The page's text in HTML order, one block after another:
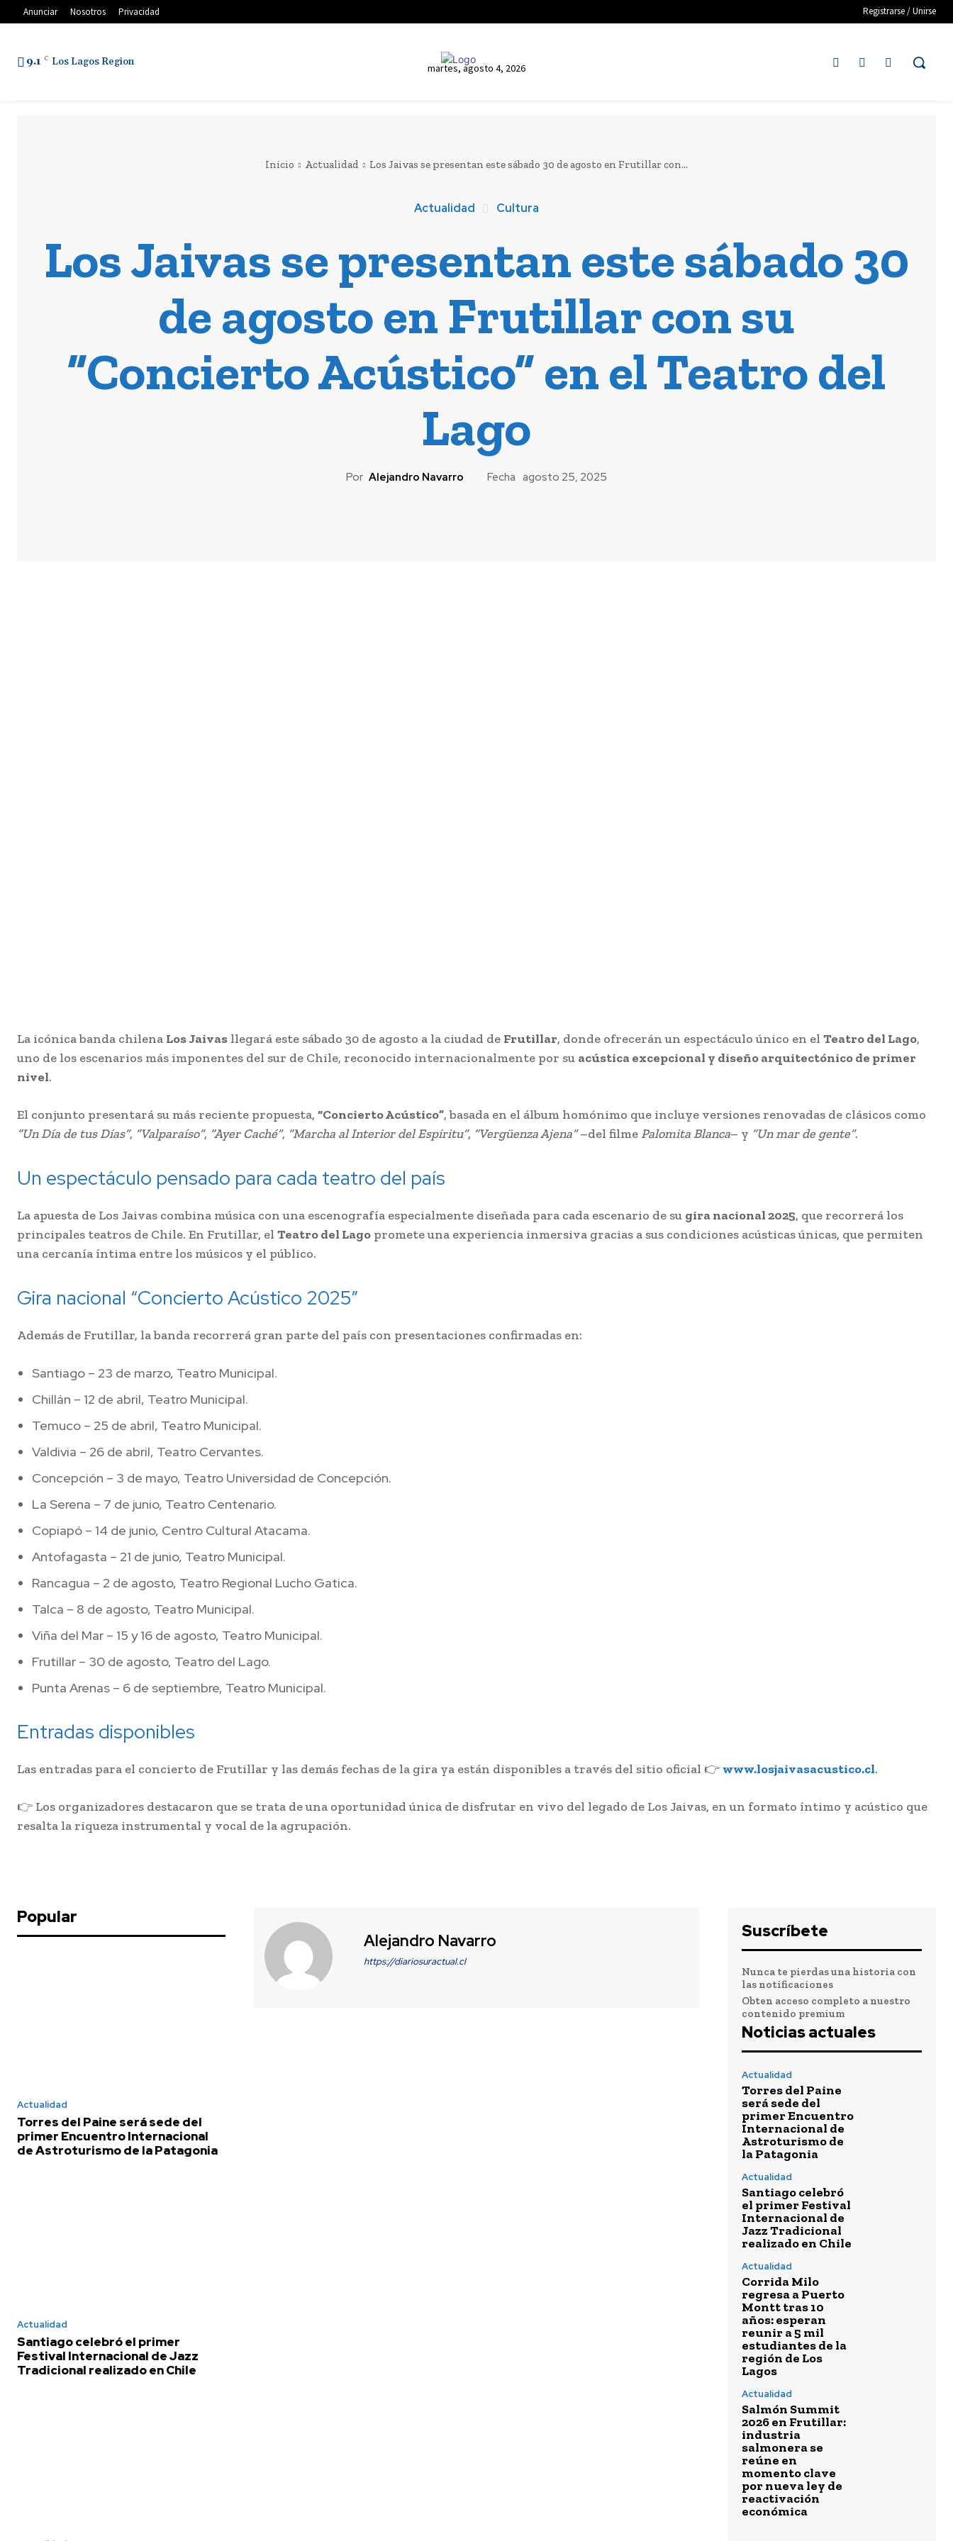
Anunciar Nosotros Privacidad Registrarse / Unirse
9.1 C Los Lagos Region martes, agosto 4, 2026
Inicio Actualidad Los Jaivas se presentan este sábado 30 de agosto en Frutillar con...
Actualidad Cultura
Los Jaivas se presentan este sábado 30
de agosto en Frutillar con su
“Concierto Acústico” en el Teatro del
Lago
Por Alejandro Navarro Fecha agosto 25, 2025
La icónica banda chilena Los Jaivas llegará este sábado 30 de agosto a la ciudad de Frutillar, donde ofrecerán un espectáculo único en el Teatro del Lago,
uno de los escenarios más imponentes del sur de Chile, reconocido internacionalmente por su acústica excepcional y diseño arquitectónico de primer
nivel.
El conjunto presentará su más reciente propuesta, “Concierto Acústico”, basada en el álbum homónimo que incluye versiones renovadas de clásicos como
“Un Día de tus Días”, “Valparaíso”, “Ayer Caché”, “Marcha al Interior del Espíritu”, “Vergüenza Ajena”–del filme Palomita Blanca– y “Un mar de gente”.
Un espectáculo pensado para cada teatro del país
La apuesta de Los Jaivas combina música con una escenografía especialmente diseñada para cada escenario de su gira nacional 2025, que recorrerá los
principales teatros de Chile. En Frutillar, el Teatro del Lago promete una experiencia inmersiva gracias a sus condiciones acústicas únicas, que permiten
una cercanía íntima entre los músicos y el público.
Gira nacional “Concierto Acústico 2025”
Además de Frutillar, la banda recorrerá gran parte del país con presentaciones confirmadas en:
Santiago – 23 de marzo, Teatro Municipal.
Chillán – 12 de abril, Teatro Municipal.
Temuco – 25 de abril, Teatro Municipal.
Valdivia – 26 de abril, Teatro Cervantes.
Concepción – 3 de mayo, Teatro Universidad de Concepción.
La Serena – 7 de junio, Teatro Centenario.
Copiapó – 14 de junio, Centro Cultural Atacama.
Antofagasta – 21 de junio, Teatro Municipal.
Rancagua – 2 de agosto, Teatro Regional Lucho Gatica.
Talca – 8 de agosto, Teatro Municipal.
Viña del Mar – 15 y 16 de agosto, Teatro Municipal.
Frutillar – 30 de agosto, Teatro del Lago.
Punta Arenas – 6 de septiembre, Teatro Municipal.
Entradas disponibles
Las entradas para el concierto de Frutillar y las demás fechas de la gira ya están disponibles a través del sitio oficial 👉 www.losjaivasacustico.cl.
👉 Los organizadores destacaron que se trata de una oportunidad única de disfrutar en vivo del legado de Los Jaivas, en un formato íntimo y acústico que
resalta la riqueza instrumental y vocal de la agrupación.
Popular
Actualidad
Torres del Paine será sede del
primer Encuentro Internacional
de Astroturismo de la Patagonia
Actualidad
Santiago celebró el primer
Festival Internacional de Jazz
Tradicional realizado en Chile
Alejandro Navarro
https://diariosuractual.cl
Suscríbete
Nunca te pierdas una historia con
las notificaciones
Obten acceso completo a nuestro
contenido premium
Noticias actuales
Actualidad
Torres del Paine
será sede del
primer Encuentro
Internacional de
Astroturismo de
la Patagonia
Actualidad
Santiago celebró
el primer Festival
Internacional de
Jazz Tradicional
realizado en Chile
Actualidad
Corrida Milo
regresa a Puerto
Montt tras 10
años: esperan
reunir a 5 mil
estudiantes de la
región de Los
Lagos
Actualidad
Salmón Summit
2026 en Frutillar:
industria
salmonera se
reúne en
momento clave
por nueva ley de
reactivación
económica